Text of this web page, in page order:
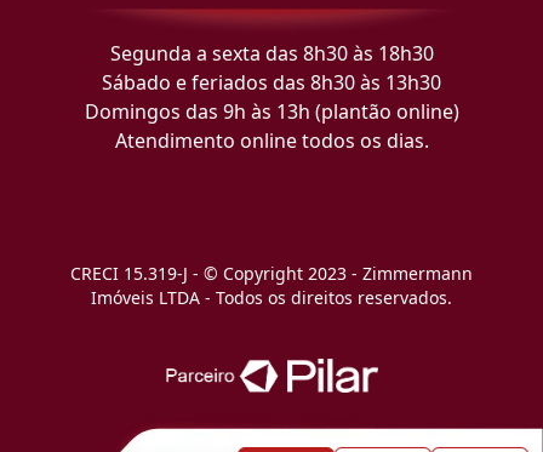
Segunda a sexta das 8h30 às 18h30
Sábado e feriados das 8h30 às 13h30
Domingos das 9h às 13h (plantão online)
Atendimento online todos os dias.
CRECI 15.319-J - © Copyright 2023 - Zimmermann
Imóveis LTDA - Todos os direitos reservados.